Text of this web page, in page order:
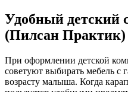
Удобный детский
(Пилсан
При оформлении детской
советуют выбирать мебель с
возрасту малыша. Когда